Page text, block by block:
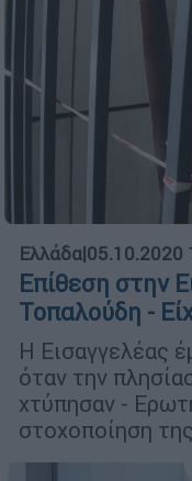
Ελλάδα|05.10.2020
Επίθεση στην
Τοπαλούδη -
Η Εισαγγελέας
όταν την
χτύπησαν -
στοχοποίηση